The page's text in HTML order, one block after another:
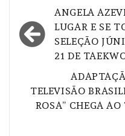
Navegação
de
Post
ANGELA
LUGAR E SE
SELEÇÃO
21 DE
TELEVISÃO
ROSA” CHEGA